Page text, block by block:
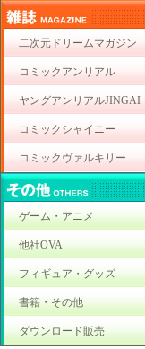
二次元ドリームマガジン
コミックアンリアル
ヤングアンリアルJINGAI
コミックシャイニー
コミックヴァルキリー
ゲーム・アニメ
他社OVA
フィギュア・グッズ
書籍・その他
ダウンロード販売